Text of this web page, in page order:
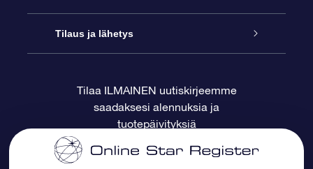
Blogi
Arvostelut
OSR-lahjapakkaus
OSR-lahjakortti
Yrityslahjat
Star Register
Henkilökohtainen Tähtisivu
One Million Stars
Tilaus ja lähetys
Maksutiedot
Toimitustiedot
Tilaa ILMAINEN uutiskirjeemme
saadaksesi alennuksia ja
tuotepäivityksiä